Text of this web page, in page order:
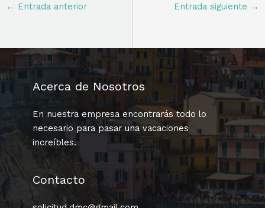
← Entrada anterior Entrada siguiente →
Acerca de Nosotros
En nuestra empresa encontrarás todo lo
necesario para pasar una vacaciones
increíbles.
Contacto